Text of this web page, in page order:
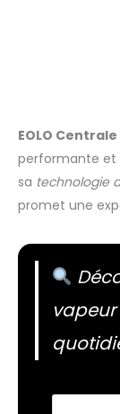
EOLO
performante et
sa technologie
promet une